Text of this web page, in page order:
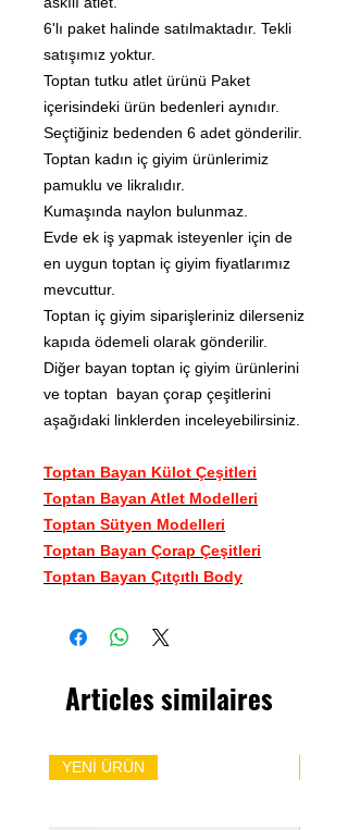
6'lı paket halinde satılmaktadır. Tekli
satışımız yoktur.
Toptan tutku atlet ürünü Paket
içerisindeki ürün bedenleri aynıdır.
Seçtiğiniz bedenden 6 adet gönderilir.
Toptan kadın iç giyim ürünlerimiz
pamuklu ve likralıdır.
Kumaşında naylon bulunmaz.
Evde ek iş yapmak isteyenler için de
en uygun toptan iç giyim fiyatlarımız
mevcuttur.
Toptan iç giyim siparişleriniz dilerseniz
kapıda ödemeli olarak gönderilir.
Diğer bayan toptan iç giyim ürünlerini
ve toptan bayan çorap çeşitlerini
aşağıdaki linklerden inceleyebilirsiniz.
Toptan Bayan Külot Çeşitleri
Toptan Bayan Atlet Modelleri
Toptan Sütyen Modelleri
Toptan Bayan Çorap Çeşitleri
Toptan Bayan Çıtçıtlı Body
Articles similaires
YENİ ÜRÜN